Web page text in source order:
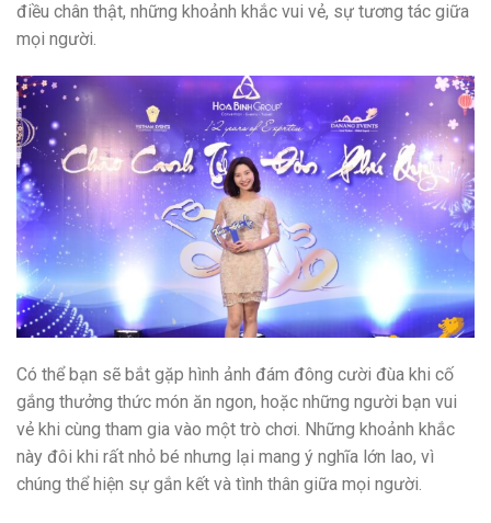
điều chân thật, những khoảnh khắc vui vẻ, sự tương tác giữa
mọi người.
Có thể bạn sẽ bắt gặp hình ảnh đám đông cười đùa khi cố
gắng thưởng thức món ăn ngon, hoặc những người bạn vui
vẻ khi cùng tham gia vào một trò chơi. Những khoảnh khắc
này đôi khi rất nhỏ bé nhưng lại mang ý nghĩa lớn lao, vì
chúng thể hiện sự gắn kết và tình thân giữa mọi người.